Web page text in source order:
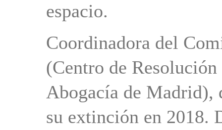
espacio.
Coordinadora del
(Centro de
Abogacía de Madrid),
su extinción en 2018.